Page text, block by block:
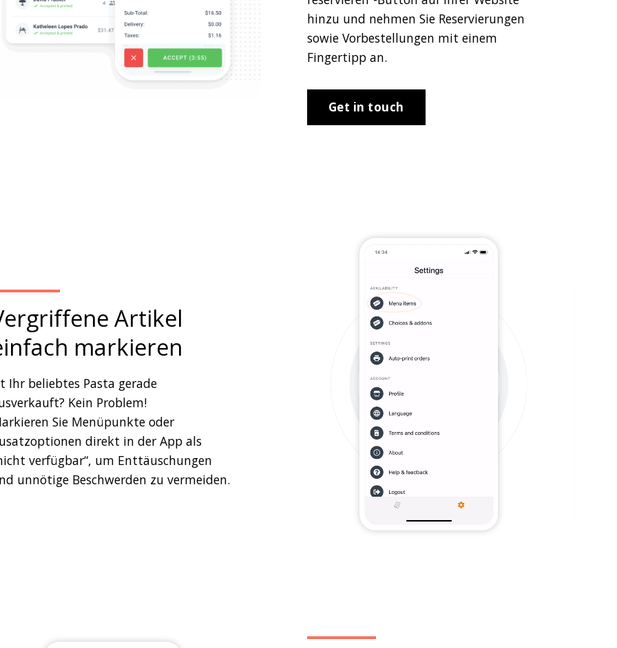
hinzu und nehmen Sie Reservierungen
sowie Vorbestellungen mit einem
Fingertipp an.
Get in touch
Artikel
markieren
Ihr beliebtes Pasta gerade
Kein Problem!
Sie Menüpunkte oder
direkt in der App als
verfügbar“, um Enttäuschungen
unnötige Beschwerden zu vermeiden.